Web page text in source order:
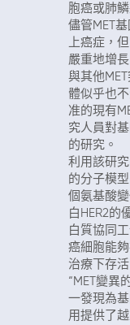
胞癌或肺
儘管MET
上癌症，
嚴重地增長
與其他
體似乎也
准的現有
究人員對
的研究。
利用該研
的分子模
個氨基酸
白HER2的
白質協同
癌細胞能
治療下存活
“MET變異
一發現為
用提供了